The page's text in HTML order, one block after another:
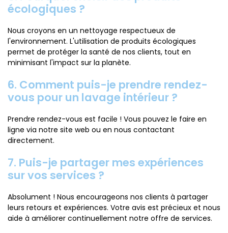
écologiques ?
Nous croyons en un nettoyage respectueux de
l'environnement. L'utilisation de produits écologiques
permet de protéger la santé de nos clients, tout en
minimisant l'impact sur la planète.
6. Comment puis-je prendre rendez-
vous pour un lavage intérieur ?
Prendre rendez-vous est facile ! Vous pouvez le faire en
ligne via notre site web ou en nous contactant
directement.
7. Puis-je partager mes expériences
sur vos services ?
Absolument ! Nous encourageons nos clients à partager
leurs retours et expériences. Votre avis est précieux et nous
aide à améliorer continuellement notre offre de services.